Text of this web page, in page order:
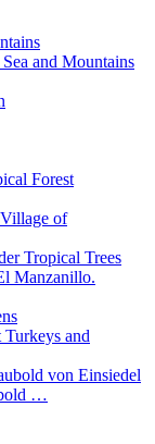
and Mountains
Forest
of
Manzanillo.
and
…